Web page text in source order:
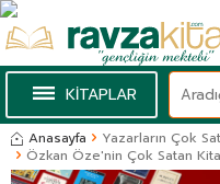
KİTAPLAR
Anasayfa
Yazarların Çok
Özkan Öze'nin Çok Satan